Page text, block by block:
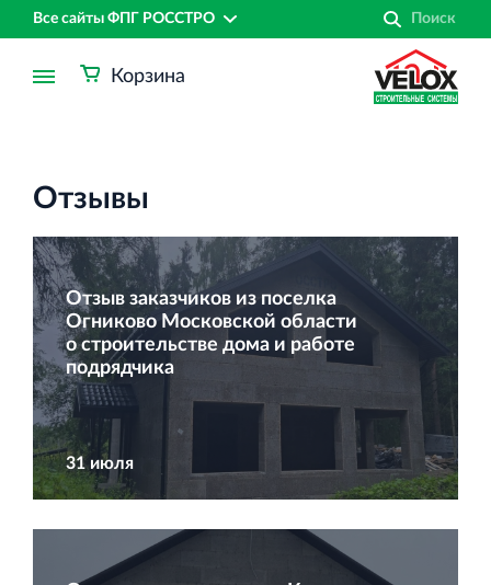
Все сайты ФПГ РОССТРО
Финансово‐промышленная группа РОССТРО
Аренда недвижимости в Санкт‐Петербурге
и Ленинградской области
Корзина
Отзывы
Отзыв заказчиков из поселка
Огниково Московской области
о строительстве дома и работе
подрядчика
31 июля